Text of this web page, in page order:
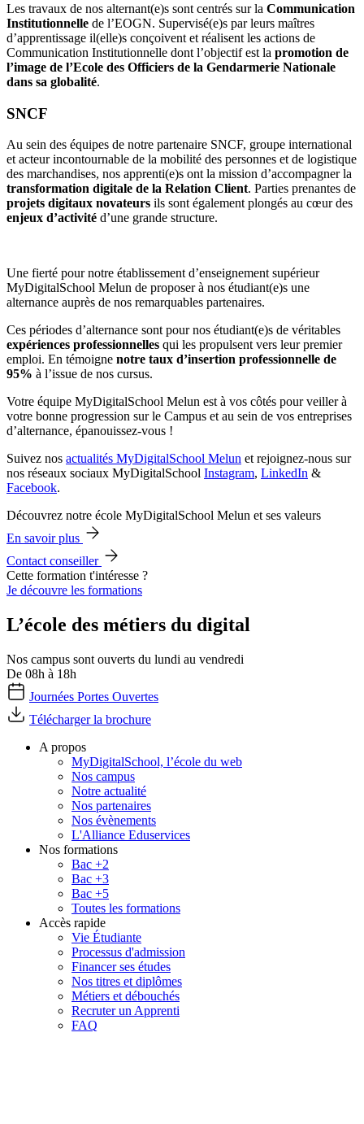
Les travaux de nos alternant(e)s sont centrés sur la Communication
Institutionnelle de l’EOGN. Supervisé(e)s par leurs maîtres
d’apprentissage il(elle)s conçoivent et réalisent les actions de
Communication Institutionnelle dont l’objectif est la promotion de
l’image de l’Ecole des Officiers de la Gendarmerie Nationale
dans sa globalité.
SNCF
Au sein des équipes de notre partenaire SNCF, groupe international
et acteur incontournable de la mobilité des personnes et de logistique
des marchandises, nos apprenti(e)s ont la mission d’accompagner la
transformation digitale de la Relation Client. Parties prenantes de
projets digitaux novateurs ils sont également plongés au cœur des
enjeux d’activité d’une grande structure.
Une fierté pour notre établissement d’enseignement supérieur
MyDigitalSchool Melun de proposer à nos étudiant(e)s une
alternance auprès de nos remarquables partenaires.
Ces périodes d’alternance sont pour nos étudiant(e)s de véritables
expériences professionnelles qui les propulsent vers leur premier
emploi. En témoigne notre taux d’insertion professionnelle de
95% à l’issue de nos cursus.
Votre équipe MyDigitalSchool Melun est à vos côtés pour veiller à
votre bonne progression sur le Campus et au sein de vos entreprises
d’alternance, épanouissez-vous !
Suivez nos actualités MyDigitalSchool Melun et rejoignez-nous sur
nos réseaux sociaux MyDigitalSchool Instagram, LinkedIn &
Facebook.
Découvrez notre école MyDigitalSchool Melun et ses valeurs
En savoir plus
Contact conseiller
Cette formation t'intéresse ?
Je découvre les formations
L’école des métiers du digital
Nos campus sont ouverts du lundi au vendredi
De 08h à 18h
Journées Portes Ouvertes
Télécharger la brochure
A propos
MyDigitalSchool, l’école du web
Nos campus
Notre actualité
Nos partenaires
Nos évènements
L'Alliance Eduservices
Nos formations
Bac +2
Bac +3
Bac +5
Toutes les formations
Accès rapide
Vie Étudiante
Processus d'admission
Financer ses études
Nos titres et diplômes
Métiers et débouchés
Recruter un Apprenti
FAQ